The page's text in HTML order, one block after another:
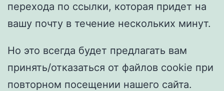
перехода по ссылки, которая придет на
вашу почту в течение нескольких минут.
Но это всегда будет предлагать вам
принять/отказаться от файлов cookie при
повторном посещении нашего сайта.